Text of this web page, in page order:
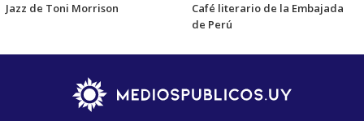
Jazz de Toni Morrison
Café literario de la Embajada
de Perú